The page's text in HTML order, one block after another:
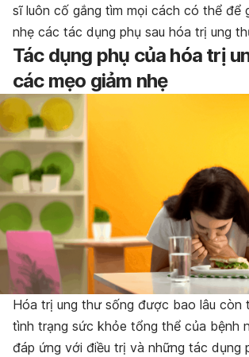
sĩ luôn cố gắng tìm mọi cách có thể để
nhẹ các tác dụng phụ sau hóa trị ung
Tác dụng phụ của hóa trị
các mẹo giảm nhẹ
Hóa trị ung thư sống được bao lâu còn
tình trạng sức khỏe tổng thể của bệnh
đáp ứng với điều trị và những tác dụng